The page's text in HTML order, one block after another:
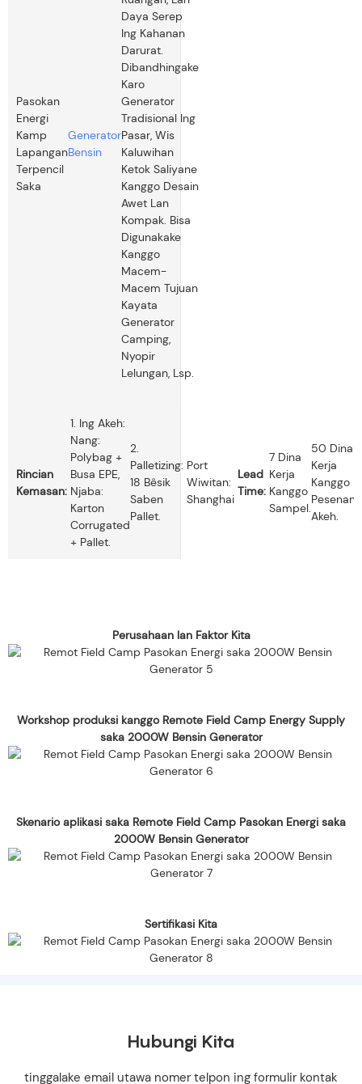
Pasokan
Energi
Kamp
Lapangan
Terpencil
Saka
Generator
Bensin
Daya Serep
Ing Kahanan
Darurat.
Dibandhingake
Karo
Generator
Tradisional Ing
Pasar, Wis
Kaluwihan
Ketok Saliyane
Kanggo Desain
Awet Lan
Kompak. Bisa
Digunakake
Kanggo
Macem-
Macem Tujuan
Kayata
Generator
Camping,
Nyopir
Lelungan, Lsp.
Rincian
Kemasan:
1. Ing Akeh:
Nang:
Polybag +
Busa EPE,
Njaba:
Karton
Corrugated
+ Pallet.
2.
Palletizing:
18 Bêsik
Saben
Pallet.
Port
Wiwitan:
Shanghai
Lead
Time:
7 Dina
Kerja
Kanggo
Sampel.
50 Dina
Kerja
Kanggo
Pesenan
Akeh.
Perusahaan lan Faktor Kita
Workshop produksi kanggo Remote Field Camp Energy Supply
saka 2000W Bensin Generator
Skenario aplikasi saka Remote Field Camp Pasokan Energi saka
2000W Bensin Generator
Sertifikasi Kita
Hubungi Kita
tinggalake email utawa nomer telpon ing formulir kontak